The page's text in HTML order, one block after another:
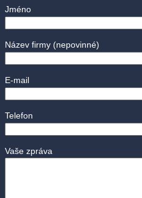
Jméno
Název firmy (nepovinné)
E-mail
Telefon
Vaše zpráva